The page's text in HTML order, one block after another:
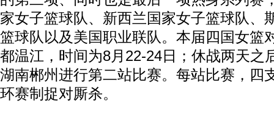
家女子篮球队、新西兰国家女子篮球队、
篮球队以及美国职业联队。本届四国女篮
都温江，时间为8月22-24日；休战两天之
湖南郴州进行第二站比赛。每站比赛，四
环赛制捉对厮杀。